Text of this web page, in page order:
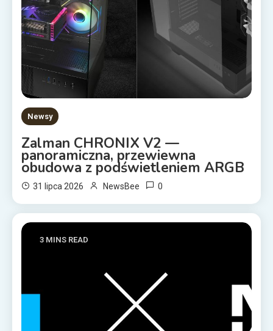
Newsy
Zalman CHRONIX V2 —
panoramiczna, przewiewna
obudowa z podświetleniem ARGB
31 lipca 2026 NewsBee 0
3 MINS READ